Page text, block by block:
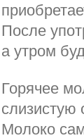
После
а утром
Горячее
слизистую
Молоко